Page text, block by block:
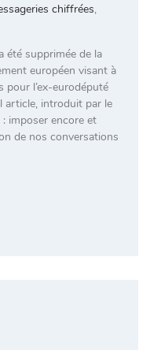
chiffrées,
été supprimée de la
européen visant à
pour l’ex-eurodéputé
article, introduit par le
imposer encore et
de nos conversations